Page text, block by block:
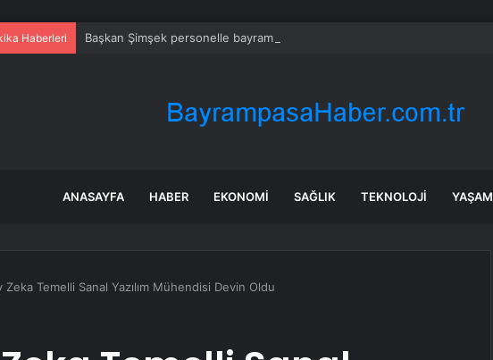
Haberleri Başkan Şimşek personelle bayramlaştı
ANASAYFA HABER EKONOMI SAĞLIK TEKNOLOJI YAŞAM
Zeka Temelli Sanal Yazılım Mühendisi Devin Oldu